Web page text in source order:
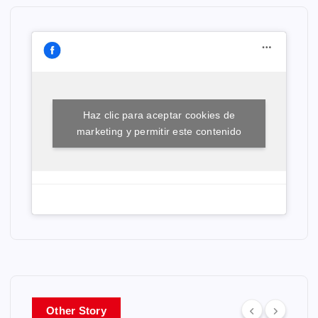
Haz clic para aceptar cookies de
marketing y permitir este contenido
Other Story